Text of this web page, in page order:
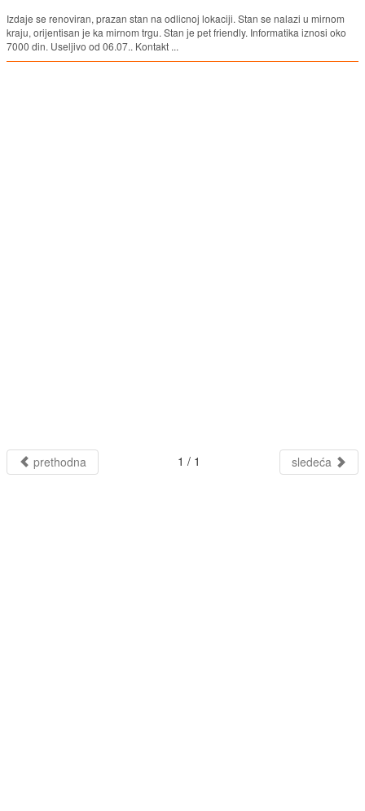
Izdaje se renoviran, prazan stan na odlicnoj lokaciji. Stan se nalazi u mirnom
kraju, orijentisan je ka mirnom trgu. Stan je pet friendly. Informatika iznosi oko
7000 din. Useljivo od 06.07.. Kontakt ...
prethodna 1 / 1 sledeća